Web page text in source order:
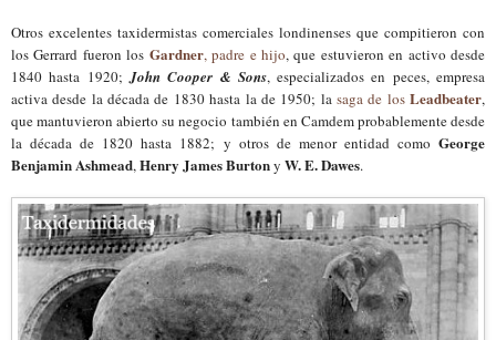
Otros excelentes taxidermistas comerciales londinenses que compitieron con
los Gerrard fueron los Gardner, padre e hijo, que estuvieron en activo desde
1840 hasta 1920;John Cooper & Sons, especializados en peces, empresa
activa desde la década de 1830 hasta la de 1950; la saga de losLeadbeater,
que mantuvieron abierto su negocio también en Camdem probablemente desde
la década de 1820 hasta 1882; y otros de menor entidad como George
Benjamin Ashmead,Henry James Burtony W. E. Dawes.